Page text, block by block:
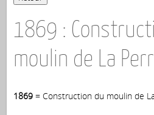
1869 :
moulin de La
1869= Construction du moulin de